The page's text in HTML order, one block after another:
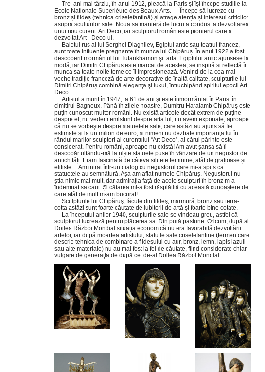
Trei ani mai târziu, în anul 1912, pleacă la Paris și își începe studiile la
Ecole Nationale Superiéure des Beaux-Arts. Începe să lucreze cu
bronz și fildeș (tehnica criselefantină) și atrage atenția și interesul criticilor
asupra sculturilor sale. Noua sa manieră de lucru a condus la dezvoltarea
unui nou curent: Art Deco, iar sculptorul român este pionierul care a
dezvoltat Art –Deco-ul.
Baletul rus al lui Serghei Diaghilev, Egiptul antic sau teatrul francez,
sunt toate influențe pregnante în munca lui Chipăruș. În anul 1922 a fost
descoperit mormântul lui Tutankhamon şi arta Egiptului antic ajunsese la
modă, iar Dimitri Chipăruș este marcat de acestea, se inspiră și reflectă în
munca sa toate noile teme ce îl impresionează. Venind de la cea mai
veche tradiție franceză de arte decorative de înaltă calitate, sculpturile lui
Dimitri Chipăruș combină eleganţa şi luxul, întruchipând spiritul epocii Art
Deco.
Artistul a murit în 1947, la 61 de ani și este înmormântat în Paris, în
cimitirul Bagneux. Până în zilele noastre, Dumitru Haralamb Chipăruş este
puţin cunoscut multor români. Nu există articole decât extrem de puține
despre el, nu vedem emisiuni despre arta lui, nu avem exponate, aproape
că nu se vorbeşte despre statuetele sale, care astăzi au ajuns să fie
estimate şi la un milion de euro, și nimeni nu dezbate importanţa lui în
rândul marilor sculptori ai curentului “Art Deco”, al cărui părinte este
considerat. Pentru români, aproape nu există! Am avut șansa să îl
descopăr uitându-mă la niște statuete puse în vânzare de un negustor de
antichități. Eram fascinată de câteva siluete feminine, atât de grațioase și
elitiste… Am intrat într-un dialog cu negustorul care mi-a spus ca
statuetele au semnătură. Așa am aflat numele Chipăruș. Negustorul nu
știa nimic mai mult, dar admirația față de acele sculpturi în bronz m-a
îndemnat sa caut. Și cătarea mi-a fost răsplătită cu această cunoaștere de
care atât de mult m-am bucurat!
Sculpturile lui Chipăruş, făcute din fildeş, marmură, bronz sau terra-
cotta astăzi sunt foarte căutate de iubitorii de artă și foarte bine cotate.
La începutul anilor 1940, sculpturile sale se vindeau greu, astfel că
sculptorul lucrează pentru plăcerea sa. Din pură pasiune. Oricum, după al
Doilea Război Mondial situația economică nu era favorabilă dezvoltării
artelor, iar după moartea artistului, statuile sale criselefantine (termen care
descrie tehnica de combinare a fildeşului cu aur, bronz, lemn, lapis lazuli
sau alte materiale) nu au mai fost la fel de căutate, fiind considerate chiar
vulgare de generaţia de după cel de-al Doilea Război Mondial.